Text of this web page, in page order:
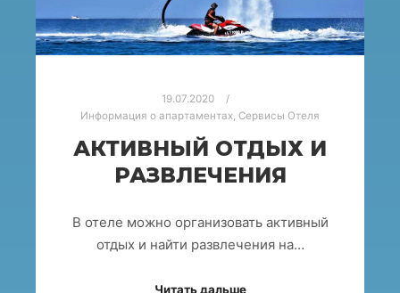
19.07.2020
Информация о апартаментах, Сервисы Отеля
АКТИВНЫЙ ОТДЫХ И
РАЗВЛЕЧЕНИЯ
В отеле можно организовать активный
отдых и найти развлечения на…
Читать дальше